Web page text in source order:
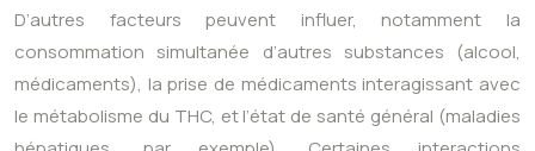
D’autres facteurs peuvent influer, notamment la
consommation simultanée d’autres substances (alcool,
médicaments), la prise de médicaments interagissant avec
le métabolisme du THC, et l’état de santé général (maladies